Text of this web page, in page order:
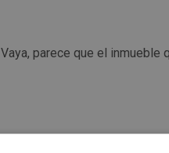
Vaya, parece que el